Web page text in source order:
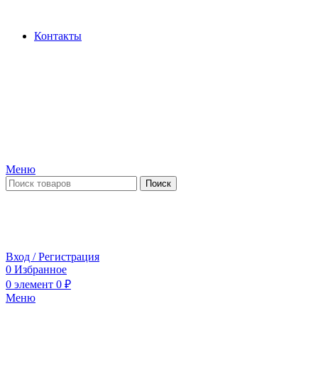
Контакты
Меню
Поиск
Вход / Регистрация
0 Избранное
0 элемент 0 ₽
Меню